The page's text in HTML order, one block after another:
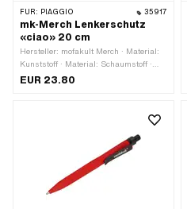
FÜR: PIAGGIO 35917
mk-Merch Lenkerschutz
«ciao» 20 cm
Hersteller: mofakult Merch · Material:
Kunststoff · Material: Schaumstoff ·
Farbe: schwarz · Farbe: weiss · Ø
EUR 23.80